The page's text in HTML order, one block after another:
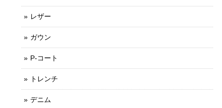
レザー
ガウン
P-コート
トレンチ
デニム